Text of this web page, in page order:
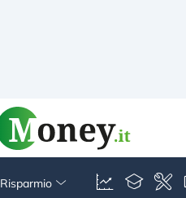
Risparmio